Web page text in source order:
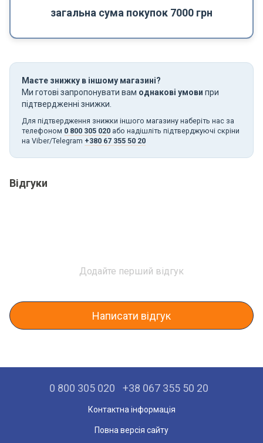
загальна сума покупок 7000 грн
Маєте знижку в іншому магазині?
Ми готові запропонувати вам однакові умови при
підтвердженні знижки.
Для підтвердження знижки іншого магазину наберіть нас за
телефоном 0 800 305 020 або надішліть підтверджуючі скріни
на Viber/Telegram +380 67 355 50 20
Відгуки
Додайте перший відгук
Написати відгук
0 800 305 020 +38 067 355 50 20
Контактна інформація
Повна версія сайту